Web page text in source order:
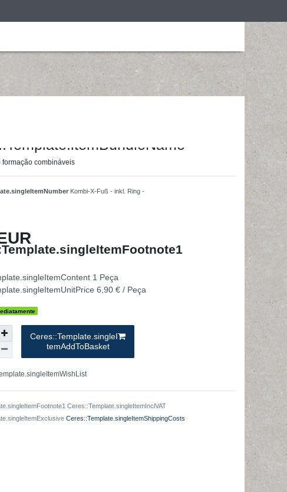
formação combináveis
Kombi-X-Fuß - inkl. Ring -
1 Peça
6,90 € / Peça
Ceres::Template.singleI
temAddToBasket
Ceres::Template.singleItemInclVAT
Ceres::Template.singleItemShippingCosts